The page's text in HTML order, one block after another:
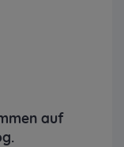
auf